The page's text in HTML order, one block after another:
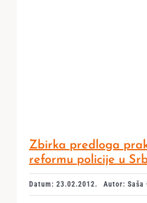
Zbirka predloga
reformu policije u
Datum: 23.02.2012. Autor: Saša